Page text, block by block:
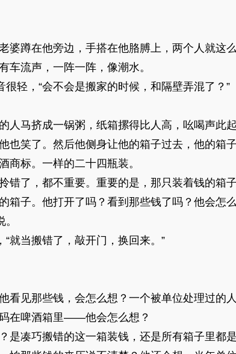
婆蹲在他旁边，手搭在他胳膊上，两个人就这
车流声，一阵一阵，像潮水。
轻，“会不会是搬家的时候，和隔壁弄混了？”
人马挤成一锅粥，纸箱摞得比人高，吆喝声此
也笑了。然后他侧身让他的箱子过去，他的
商标。一样的二十四瓶装。
错了，都不重要。重要的是，那只装着钱的箱
箱子。他打开了吗？看到那些钱了吗？他会怎
“就当搬错了，敲开门，换回来。”
看见那些钱，会怎么想？一个被单位处理过的
在啤酒箱里——他会怎么想？
是凑巧搬错的这一箱装钱，还是所有箱子里都